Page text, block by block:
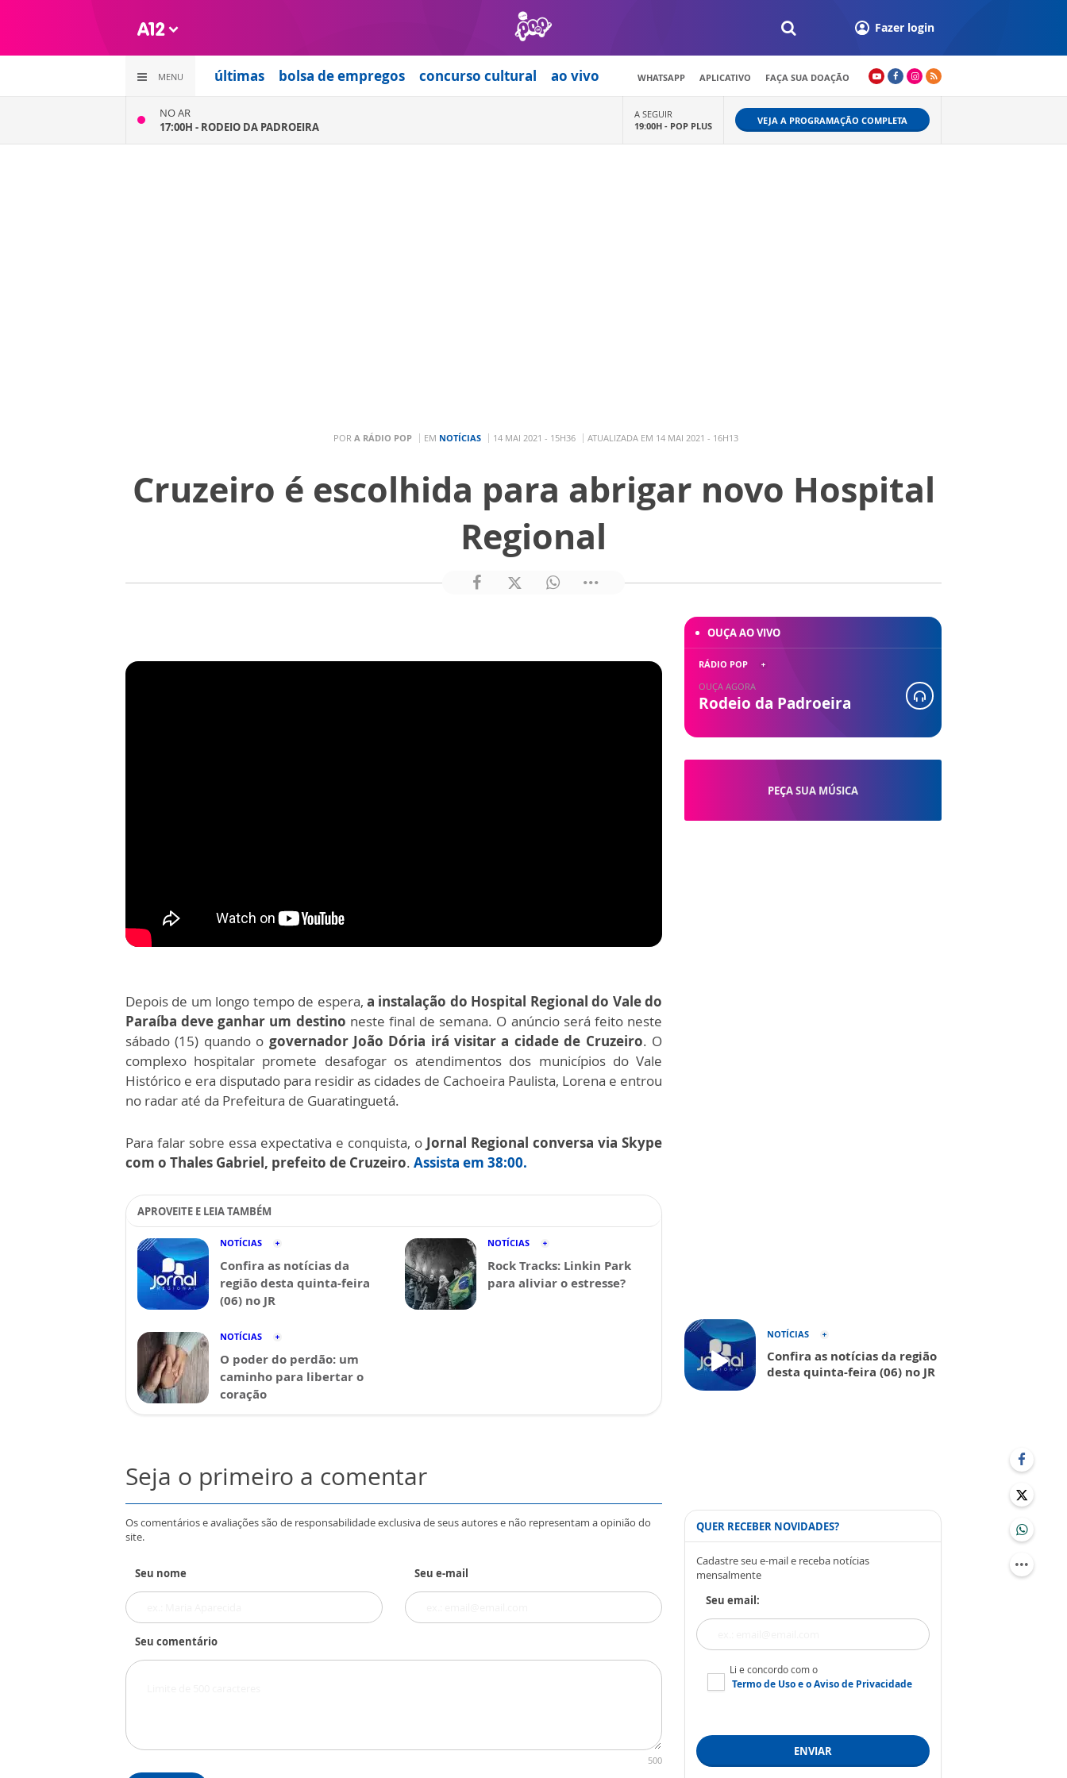
Fazer login
MENU últimas bolsa de empregos concurso cultural ao vivo WHATSAPP APLICATIVO FAÇA SUA DOAÇÃO
NO AR
17:00H - RODEIO DA PADROEIRA
A SEGUIR
19:00H - POP PLUS VEJA A PROGRAMAÇÃO COMPLETA
POR A RÁDIO POP EM NOTÍCIAS 14 MAI 2021 - 15H36 ATUALIZADA EM 14 MAI 2021 - 16H13
Cruzeiro é escolhida para abrigar novo Hospital
Regional
Depois de um longo tempo de espera, a instalação do Hospital Regional do Vale do
Paraíba deve ganhar um destino neste final de semana. O anúncio será feito neste
sábado (15) quando o governador João Dória irá visitar a cidade de Cruzeiro. O
complexo hospitalar promete desafogar os atendimentos dos municípios do Vale
Histórico e era disputado para residir as cidades de Cachoeira Paulista, Lorena e entrou
no radar até da Prefeitura de Guaratinguetá.
Para falar sobre essa expectativa e conquista, o Jornal Regional conversa via Skype
com o Thales Gabriel, prefeito de Cruzeiro. Assista em 38:00.
APROVEITE E LEIA TAMBÉM
NOTÍCIAS
Confira as notícias da
região desta quinta-feira
(06) no JR
NOTÍCIAS
Rock Tracks: Linkin Park
para aliviar o estresse?
NOTÍCIAS
O poder do perdão: um
caminho para libertar o
coração
Seja o primeiro a comentar
Os comentários e avaliações são de responsabilidade exclusiva de seus autores e não representam a opinião do
site.
Seu nome Seu e-mail
Seu comentário
500
PEÇA SUA MÚSICA
OUÇA AO VIVO
RÁDIO POP
OUÇA AGORA
Rodeio da Padroeira
NOTÍCIAS
Confira as notícias da região
desta quinta-feira (06) no JR
QUER RECEBER NOVIDADES?
Cadastre seu e-mail e receba notícias
mensalmente
Seu email:
Li e concordo com o
Termo de Usoe oAviso de Privacidade
ENVIAR